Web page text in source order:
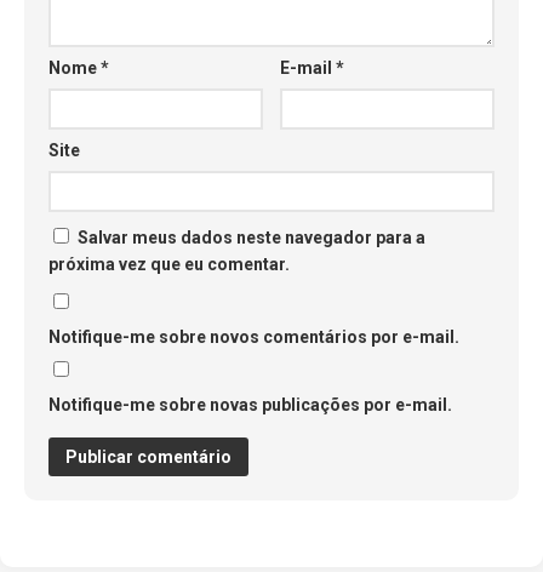
Nome* E-mail*
Site
Salvar meus dados neste navegador para a
próxima vez que eu comentar.
Notifique-me sobre novos comentários por e-mail.
Notifique-me sobre novas publicações por e-mail.